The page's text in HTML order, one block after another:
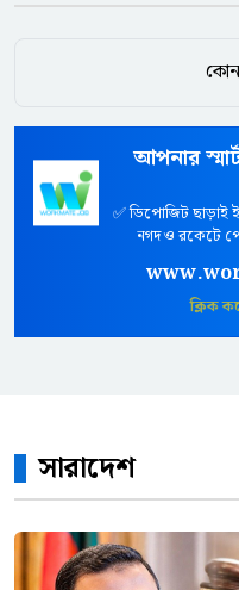
আপনার
✅ ডিপোজিট ছাড়াই
নগদ ও রকেটে
ক্লিক
সারাদেশ